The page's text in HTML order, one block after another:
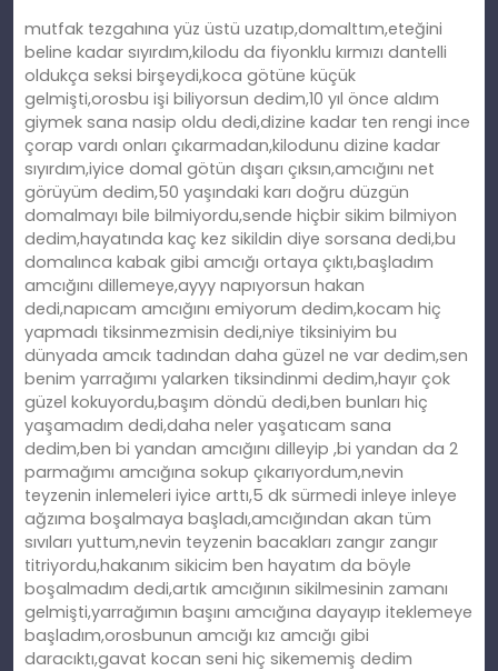
mutfak tezgahına yüz üstü uzatıp,domalttım,eteğini
beline kadar sıyırdım,kilodu da fiyonklu kırmızı dantelli
oldukça seksi birşeydi,koca götüne küçük
gelmişti,orosbu işi biliyorsun dedim,10 yıl önce aldım
giymek sana nasip oldu dedi,dizine kadar ten rengi ince
çorap vardı onları çıkarmadan,kilodunu dizine kadar
sıyırdım,iyice domal götün dışarı çıksın,amcığını net
görüyüm dedim,50 yaşındaki karı doğru düzgün
domalmayı bile bilmiyordu,sende hiçbir sikim bilmiyon
dedim,hayatında kaç kez sikildin diye sorsana dedi,bu
domalınca kabak gibi amcığı ortaya çıktı,başladım
amcığını dillemeye,ayyy napıyorsun hakan
dedi,napıcam amcığını emiyorum dedim,kocam hiç
yapmadı tiksinmezmisin dedi,niye tiksiniyim bu
dünyada amcık tadından daha güzel ne var dedim,sen
benim yarrağımı yalarken tiksindinmi dedim,hayır çok
güzel kokuyordu,başım döndü dedi,ben bunları hiç
yaşamadım dedi,daha neler yaşatıcam sana
dedim,ben bi yandan amcığını dilleyip ,bi yandan da 2
parmağımı amcığına sokup çıkarıyordum,nevin
teyzenin inlemeleri iyice arttı,5 dk sürmedi inleye inleye
ağzıma boşalmaya başladı,amcığından akan tüm
sıvıları yuttum,nevin teyzenin bacakları zangır zangır
titriyordu,hakanım sikicim ben hayatım da böyle
boşalmadım dedi,artık amcığının sikilmesinin zamanı
gelmişti,yarrağımın başını amcığına dayayıp iteklemeye
başladım,orosbunun amcığı kız amcığı gibi
daracıktı,gavat kocan seni hiç sikememiş dedim